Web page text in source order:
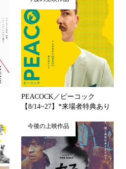
PEACOCK／ピーコック
【8/14~27】*来場者特典あり
今後の上映作品